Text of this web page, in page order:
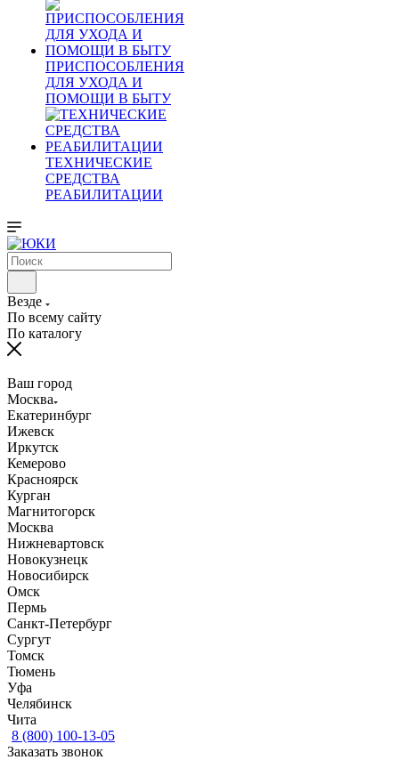
ПРИСПОСОБЛЕНИЯ
ДЛЯ УХОДА И
ПОМОЩИ В БЫТУ
ТЕХНИЧЕСКИЕ
СРЕДСТВА
РЕАБИЛИТАЦИИ
Везде
По всему сайту
По каталогу
Ваш город
Москва
Екатеринбург
Ижевск
Иркутск
Кемерово
Красноярск
Курган
Магнитогорск
Москва
Нижневартовск
Новокузнецк
Новосибирск
Омск
Пермь
Санкт-Петербург
Сургут
Томск
Тюмень
Уфа
Челябинск
Чита
8 (800) 100-13-05
Заказать звонок